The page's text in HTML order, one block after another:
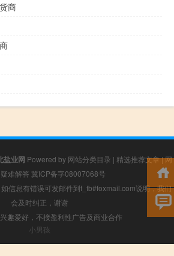
商
盐业网 Powered by 网站分类目录 | 精选推荐文章|网
疑难解答 冀ICP备字08007068号
信息有错误可发邮件到f_fb#foxmail.com说明，我们
会及时纠正，谢谢
趣爱好，不接盈利性广告及商业合作
小男孩